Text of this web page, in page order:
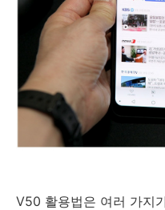
V50 활용법은 여러 가지